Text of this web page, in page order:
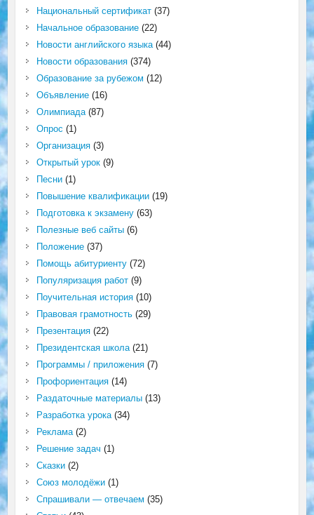
Национальный сертификат(37)
Начальное образование(22)
Новости английского языка(44)
Новости образования(374)
Образование за рубежом (12)
Объявление(16)
Олимпиада(87)
Опрос (1)
Организация(3)
Открытый урок(9)
Песни(1)
Повышение квалификации(19)
Подготовка к экзамену(63)
Полезные веб сайты(6)
Положение(37)
Помощь абитуриенту(72)
Популяризация работ(9)
Поучительная история(10)
Правовая грамотность(29)
Презентация(22)
Президентская школа(21)
Программы / приложения(7)
Профориентация(14)
Раздаточные материалы(13)
Разработка урока(34)
Реклама(2)
Решение задач (1)
Сказки(2)
Союз молодёжи(1)
Спрашивали — отвечаем (35)